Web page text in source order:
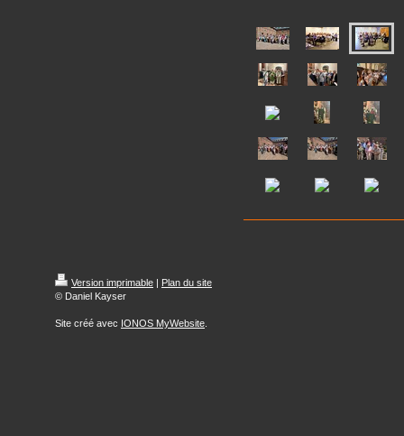
Version imprimable | Plan du site
© Daniel Kayser
Site créé avec IONOS MyWebsite